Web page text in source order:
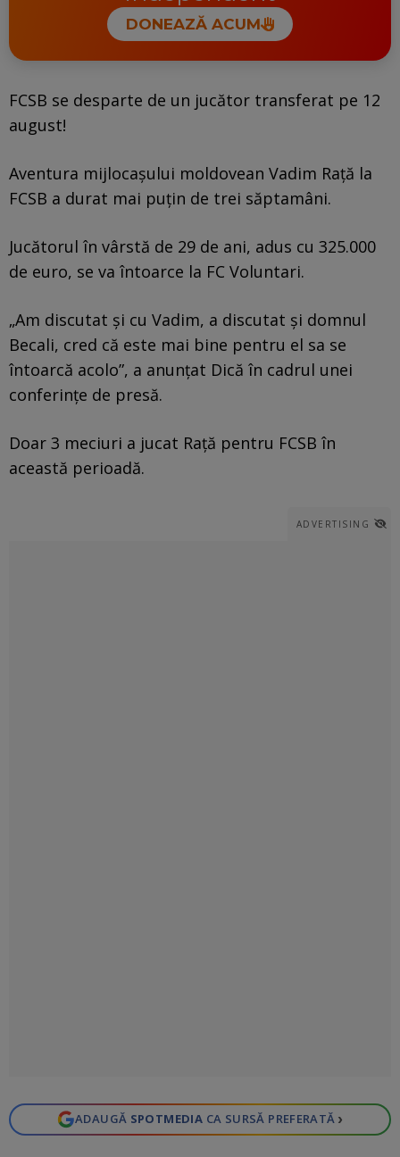
DONEAZĂ ACUM
FCSB se desparte de un jucător transferat pe 12
august!
Aventura mijlocașului moldovean Vadim Rață la
FCSB a durat mai puțin de trei săptamâni.
Jucătorul în vârstă de 29 de ani, adus cu 325.000
de euro, se va întoarce la FC Voluntari.
„Am discutat și cu Vadim, a discutat și domnul
Becali, cred că este mai bine pentru el sa se
întoarcă acolo”, a anunțat Dică în cadrul unei
conferințe de presă.
Doar 3 meciuri a jucat Rață pentru FCSB în
această perioadă.
ADVERTISING
ADAUGĂ SPOTMEDIA CA SURSĂ PREFERATĂ ›